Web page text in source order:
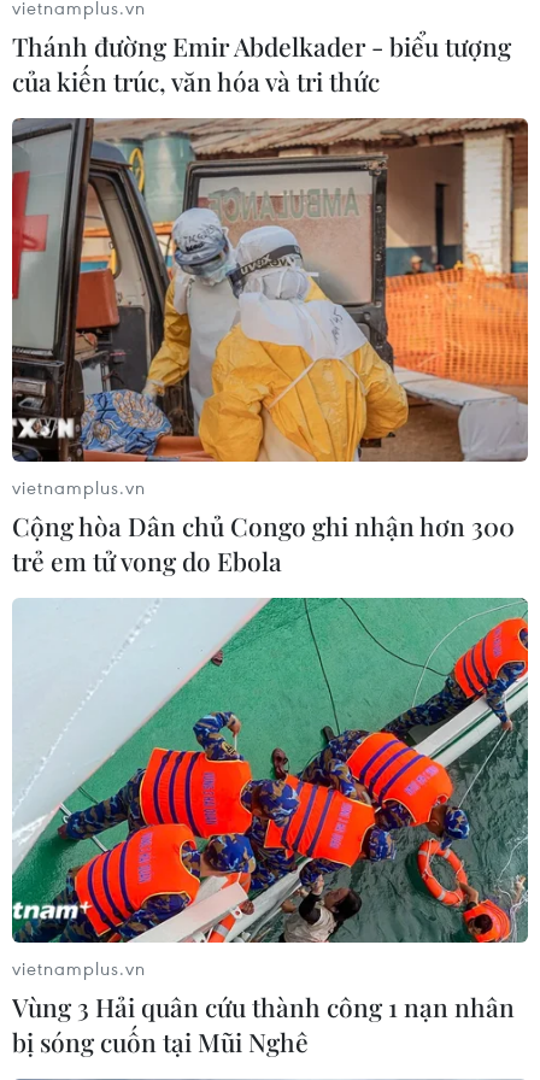
vietnamplus.vn
Thánh đường Emir Abdelkader - biểu tượng
của kiến trúc, văn hóa và tri thức
vietnamplus.vn
Cộng hòa Dân chủ Congo ghi nhận hơn 300
trẻ em tử vong do Ebola
vietnamplus.vn
Vùng 3 Hải quân cứu thành công 1 nạn nhân
bị sóng cuốn tại Mũi Nghê